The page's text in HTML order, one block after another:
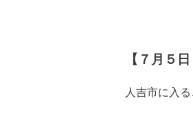
【７月５日
人吉市に入